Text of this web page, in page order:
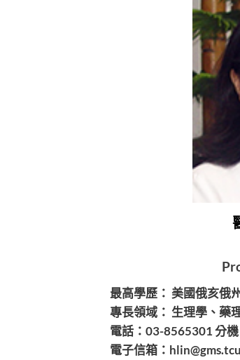
最高學歷： 美國俄亥俄
專長領域： 生理學、藥
電話：03-8565301 分
電子信箱：